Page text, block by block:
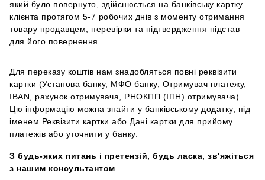
який було повернуто, здійснюється на банківську картку
клієнта протягом 5-7 робочих днів з моменту отримання
товару продавцем, перевірки та підтвердження підстав
для його повернення.
Для переказу коштів нам знадобляться повні реквізити
картки (Установа банку, МФО банку, Отримувач платежу,
IBAN, рахунок отримувача, РНОКПП (ІПН) отримувача).
Цю інформацію можна знайти у банківському додатку, під
іменем Реквізити картки або Дані картки для прийому
платежів або уточнити у банку.
З будь-яких питань і претензій, будь ласка, зв'яжіться
з нашим консультантом